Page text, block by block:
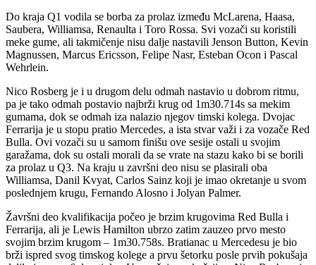
Do kraja Q1 vodila se borba za prolaz između McLarena, Haasa,
Saubera, Williamsa, Renaulta i Toro Rossa. Svi vozači su koristili
meke gume, ali takmičenje nisu dalje nastavili Jenson Button, Kevin
Magnussen, Marcus Ericsson, Felipe Nasr, Esteban Ocon i Pascal
Wehrlein.
Nico Rosberg je i u drugom delu odmah nastavio u dobrom ritmu,
pa je tako odmah postavio najbrži krug od 1m30.714s sa mekim
gumama, dok se odmah iza nalazio njegov timski kolega. Dvojac
Ferrarija je u stopu pratio Mercedes, a ista stvar važi i za vozače Red
Bulla. Ovi vozači su u samom finišu ove sesije ostali u svojim
garažama, dok su ostali morali da se vrate na stazu kako bi se borili
za prolaz u Q3. Na kraju u završni deo nisu se plasirali oba
Williamsa, Danil Kvyat, Carlos Sainz koji je imao okretanje u svom
poslednjem krugu, Fernando Alosno i Jolyan Palmer.
Žavršni deo kvalifikacija počeo je brzim krugovima Red Bulla i
Ferrarija, ali je Lewis Hamilton ubrzo zatim zauzeo prvo mesto
svojim brzim krugom – 1m30.758s. Bratianac u Mercedesu je bio
brži ispred svog timskog kolege a prvu šetorku posle prvih pokušaja